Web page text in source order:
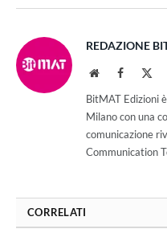
REDAZIONE
WebsiteFacebook
BitMAT Edizioni
Milano con una
comunicazione
Communication
CORRELATI